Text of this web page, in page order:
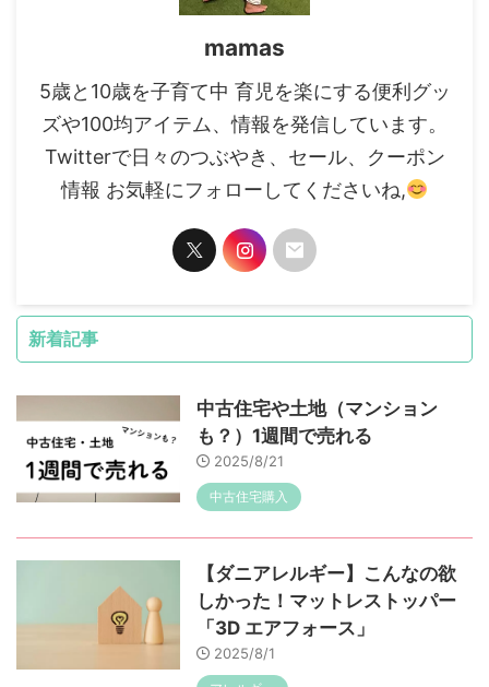
mamas
5歳と10歳を子育て中 育児を楽にする便利グッ
ズや100均アイテム、情報を発信しています。
Twitterで日々のつぶやき、セール、クーポン
情報 お気軽にフォローしてくださいね,
新着記事
中古住宅や土地（マンション
も？）1週間で売れる
2025/8/21
中古住宅購入
【ダニアレルギー】こんなの欲
しかった！マットレストッパー
「3D エアフォース」
2025/8/1